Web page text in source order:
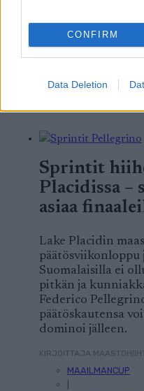
CONFIRM
Data Deletion
LISÄÄ
Sprintit
Placidissa –
asiaa
Lake Placidin
Suomalaisilla ei
pitkän ja
Federico
päätöskautensa
dominoi jälleen.
KIRJOITTAJA
MAAILMANCUP